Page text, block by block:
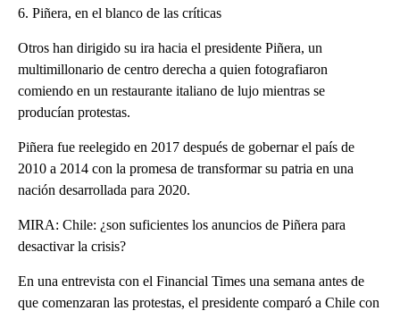
6. Piñera, en el blanco de las críticas
Otros han dirigido su ira hacia el presidente Piñera, un
multimillonario de centro derecha a quien fotografiaron
comiendo en un restaurante italiano de lujo mientras se
producían protestas.
Piñera fue reelegido en 2017 después de gobernar el país de
2010 a 2014 con la promesa de transformar su patria en una
nación desarrollada para 2020.
MIRA: Chile: ¿son suficientes los anuncios de Piñera para
desactivar la crisis?
En una entrevista con el Financial Times una semana antes de
que comenzaran las protestas, el presidente comparó a Chile con